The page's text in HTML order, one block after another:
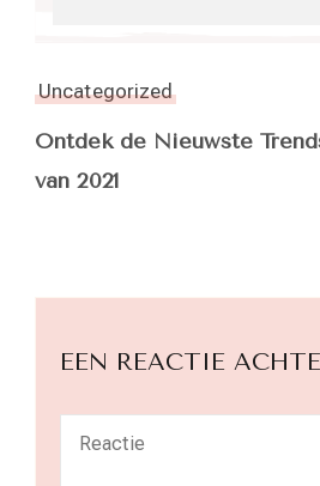
Uncategorized
Ontdek de Nieuwste
van 2021
EEN REACTIE